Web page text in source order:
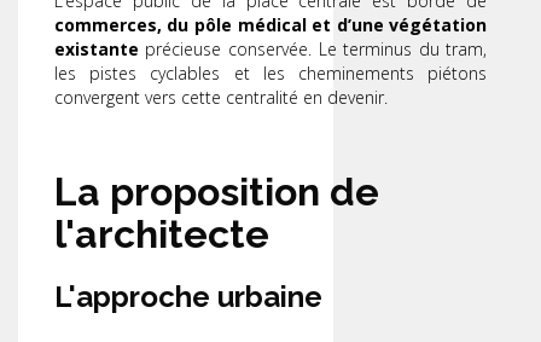
commerces, du pôle médical et d’une végétation
existante précieuse conservée. Le terminus du tram,
les pistes cyclables et les cheminements piétons
convergent vers cette centralité en devenir.
La proposition de
l'architecte
L'approche urbaine